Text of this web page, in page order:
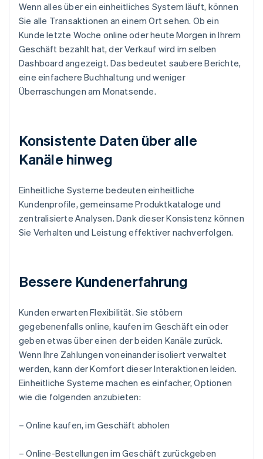
Wenn alles über ein einheitliches System läuft, können
Sie alle Transaktionen an einem Ort sehen. Ob ein
Kunde letzte Woche online oder heute Morgen in Ihrem
Geschäft bezahlt hat, der Verkauf wird im selben
Dashboard angezeigt. Das bedeutet saubere Berichte,
eine einfachere Buchhaltung und weniger
Überraschungen am Monatsende.
Konsistente Daten über alle
Kanäle hinweg
Einheitliche Systeme bedeuten einheitliche
Kundenprofile, gemeinsame Produktkataloge und
zentralisierte Analysen. Dank dieser Konsistenz können
Sie Verhalten und Leistung effektiver nachverfolgen.
Bessere Kundenerfahrung
Kunden erwarten Flexibilität. Sie stöbern
gegebenenfalls online, kaufen im Geschäft ein oder
geben etwas über einen der beiden Kanäle zurück.
Wenn Ihre Zahlungen voneinander isoliert verwaltet
werden, kann der Komfort dieser Interaktionen leiden.
Einheitliche Systeme machen es einfacher, Optionen
wie die folgenden anzubieten:
– Online kaufen, im Geschäft abholen
– Online-Bestellungen im Geschäft zurückgeben